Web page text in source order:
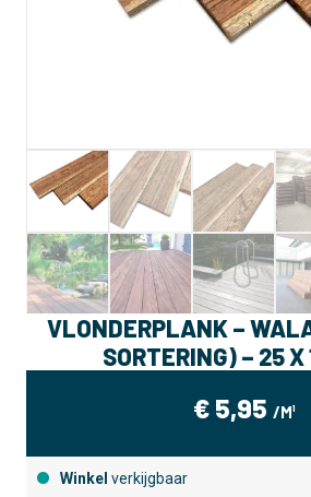
VLONDERPLANK –
SORTERING) – 25 X
€ 5,95 /M¹
Winkel verkijgbaar